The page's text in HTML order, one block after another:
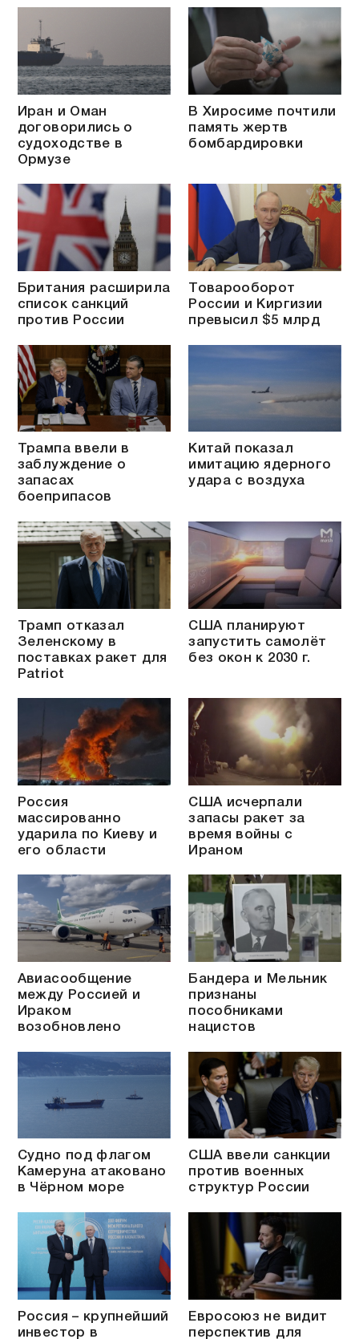
Иран и Оман
договорились о
судоходстве в
Ормузе
В Хиросиме почтили
память жертв
бомбардировки
Британия расширила
список санкций
против России
Товарооборот
России и Киргизии
превысил $5 млрд
Трампа ввели в
заблуждение о
запасах
боеприпасов
Китай показал
имитацию ядерного
удара с воздуха
Трамп отказал
Зеленскому в
поставках ракет для
Patriot
США планируют
запустить самолёт
без окон к 2030 г.
Россия
массированно
ударила по Киеву и
его области
США исчерпали
запасы ракет за
время войны с
Ираном
Авиасообщение
между Россией и
Ираком
возобновлено
Бандера и Мельник
признаны
пособниками
нацистов
Судно под флагом
Камеруна атаковано
в Чёрном море
США ввели санкции
против военных
структур России
Россия – крупнейший
инвестор в
Евросоюз не видит
перспектив для